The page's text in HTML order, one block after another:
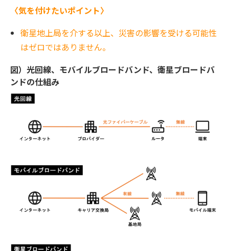
〈気を付けたいポイント〉
衛星地上局を介する以上、災害の影響を受ける可能性
はゼロではありません。
図）光回線、モバイルブロードバンド、衛星ブロードバ
ンドの仕組み